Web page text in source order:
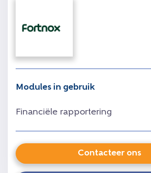
Modules in gebruik
Financiële rapportering
Contacteer ons